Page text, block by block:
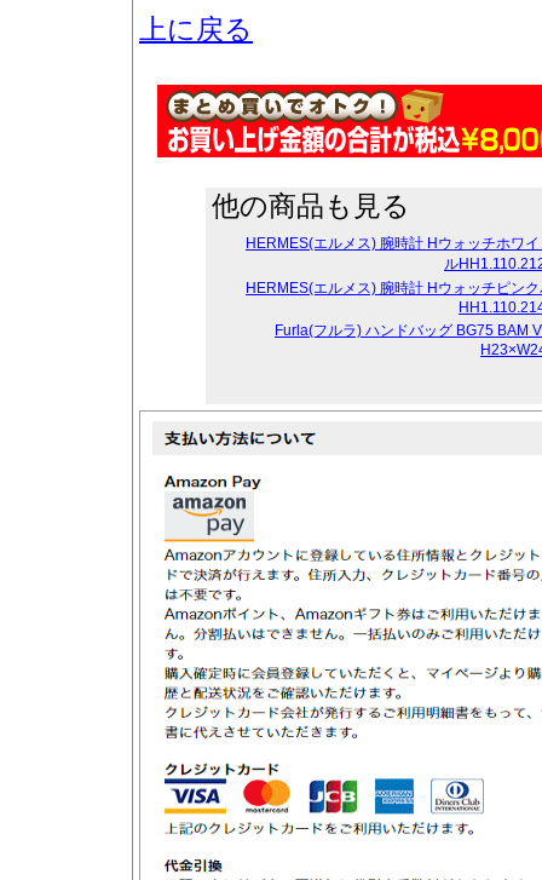
上に戻る
他の商品も見る
HERMES(エルメス) 腕時計 Hウォッチホワ
ル
HERMES(エルメス) 腕時計 Hウォッチピン
Furla(フルラ) ハンドバッグ BG75 BAM